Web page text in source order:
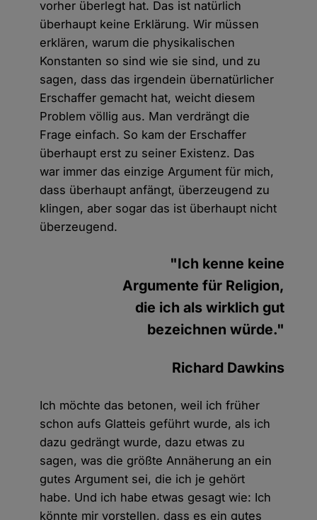
vorher überlegt hat. Das ist natürlich
überhaupt keine Erklärung. Wir müssen
erklären, warum die physikalischen
Konstanten so sind wie sie sind, und zu
sagen, dass das irgendein übernatürlicher
Erschaffer gemacht hat, weicht diesem
Problem völlig aus. Man verdrängt die
Frage einfach. So kam der Erschaffer
überhaupt erst zu seiner Existenz. Das
war immer das einzige Argument für mich,
dass überhaupt anfängt, überzeugend zu
klingen, aber sogar das ist überhaupt nicht
überzeugend.
"Ich kenne keine
Argumente für Religion,
die ich als wirklich gut
bezeichnen würde."
Richard Dawkins
Ich möchte das betonen, weil ich früher
schon aufs Glatteis geführt wurde, als ich
dazu gedrängt wurde, dazu etwas zu
sagen, was die größte Annäherung an ein
gutes Argument sei, die ich je gehört
habe. Und ich habe etwas gesagt wie: Ich
könnte mir vorstellen, dass es ein gutes